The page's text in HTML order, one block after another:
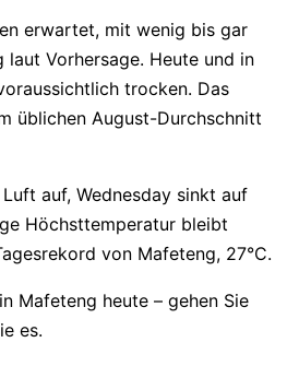
erwartet, mit wenig bis gar
laut Vorhersage. Heute und in
trocken. Das
üblichen August-Durchschnitt
auf, Wednesday sinkt auf
Höchsttemperatur bleibt
von Mafeteng, 27°C.
Mafeteng heute – gehen Sie
es.